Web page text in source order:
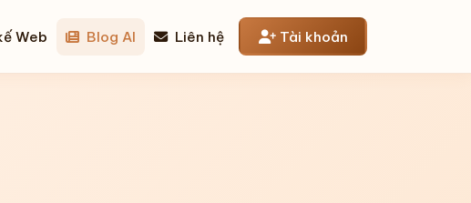
Web Blog AI Liên hệ Tài khoản